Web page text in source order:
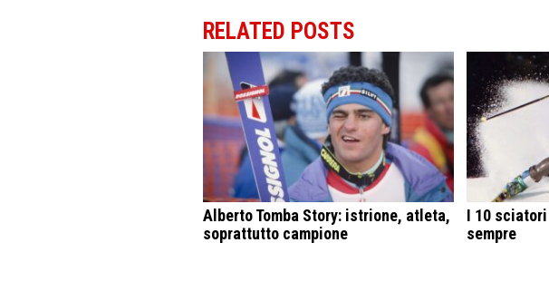
RELATED POSTS
Alberto Tomba Story: istrione, atleta,
soprattutto campione
I 10
sempre